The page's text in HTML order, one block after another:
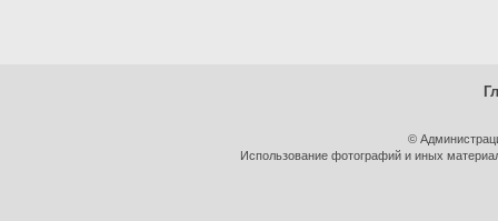
©
Использование фотографий и иных